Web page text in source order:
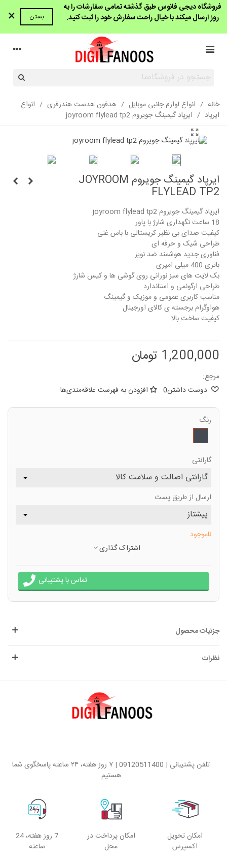
فروشگاه دیجی فانوس طبق گذشته تمامی سفارشات را به
روز ارسال میکند با خیال راحت سفارش خود را ثبت کنید.
بستن ×
خانه / انواع لوازم جانبی موبایل / هدفون هدست هندزفری / انواع
ایرپاد / ایرپاد گیمینگ جویروم joyroom flylead tp2
ایرپاد گیمینگ جویروم JOYROOM
FLYLEAD TP2
ایرپاد گیمینگ جویروم joyroom flylead tp2
18 ساعت نگهداری شارژ با پاور
کیفیت صدای بی نظیر کریستالی با باس غنی
طراحی شیک و حرفه ای
فناوری جدید هوشمند ضد نویز
باتری 400 میلی امپری
بک لایت های سبز نورانی روی گوشی ها و کیس شارژ
طراحی ارگونمی و استاندارد
مناسب کاربری عمومی و موزیک و گیمینگ
هواوگرام برجسته ی کالای اورجینال
کیفیت ساخت بالا
1,200,000 تومان
مرجع:
دوست داشتن0 افزودن به فهرست علاقه‌مندی‌ها
رنگ
گارانتی
ارسال از طریق پست
ناموجود
اشتراک گذاری
تماس با پشتیبانی
جزئیات محصول
نظرات
تلفن پشتیبانی | 09120511400 | ۷ روز هفته، ۲۴ ساعته پاسخگوی شما
هستیم
امکان تحویل
اکسپرس
امکان پرداخت در
محل
7 روز هفته، 24
ساعته